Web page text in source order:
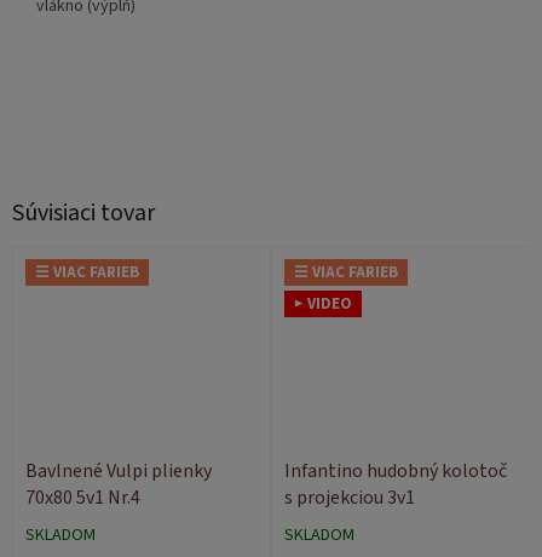
Súvisiaci tovar
☰ VIAC FARIEB
Bavlnené Vulpi plienky
70x80 5v1 Nr.4
SKLADOM
☰ VIAC FARIEB
▶ VIDEO
Infantino hudobný kolotoč
s projekciou 3v1
SKLADOM
vlákno (výplň)